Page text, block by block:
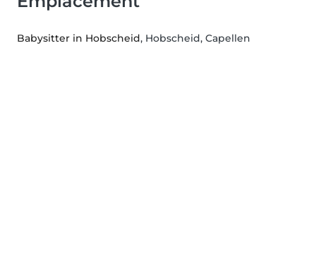
Babysitter in Hobscheid, Hobscheid, Capellen